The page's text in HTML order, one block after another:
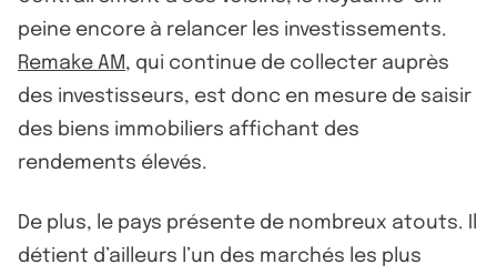
peine encore à relancer les investissements.
Remake AM, qui continue de collecter auprès
des investisseurs, est donc en mesure de saisir
des biens immobiliers affichant des
rendements élevés.
De plus, le pays présente de nombreux atouts. Il
détient d’ailleurs l’un des marchés les plus